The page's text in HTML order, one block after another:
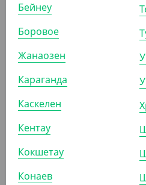
ПОХОЖИЕ ТОВАРЫ
1 344
(1 344₸/ШТ)
Бейнеу
Боровое
Жанаозен
Караганда
Каскелен
Кентау
Кокшетау
Конаев